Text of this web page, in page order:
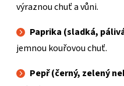
výraznou chuť a vůni.
Paprika (sladká,
jemnou kouřovou chuť.
Pepř (černý, zelený